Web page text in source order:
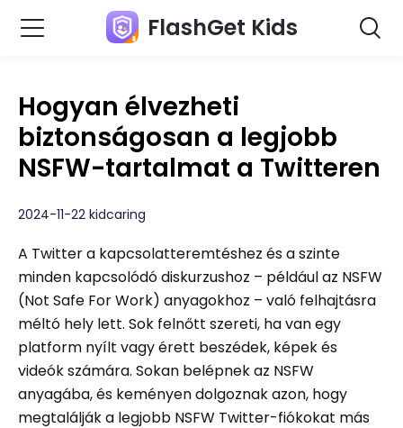
FlashGet Kids
Hogyan élvezheti
biztonságosan a legjobb
NSFW-tartalmat a Twitteren
2024-11-22 kidcaring
A Twitter a kapcsolatteremtéshez és a szinte
minden kapcsolódó diskurzushoz – például az NSFW
(Not Safe For Work) anyagokhoz – való felhajtásra
méltó hely lett. Sok felnőtt szereti, ha van egy
platform nyílt vagy érett beszédek, képek és
videók számára. Sokan belépnek az NSFW
anyagába, és keményen dolgoznak azon, hogy
megtalálják a legjobb NSFW Twitter-fiókokat más